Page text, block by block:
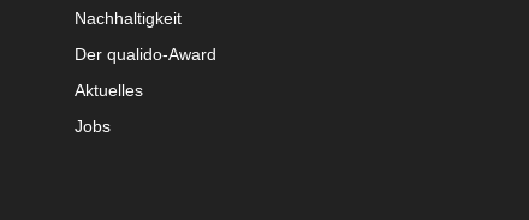
Nachhaltigkeit
Der qualido-Award
Aktuelles
Jobs